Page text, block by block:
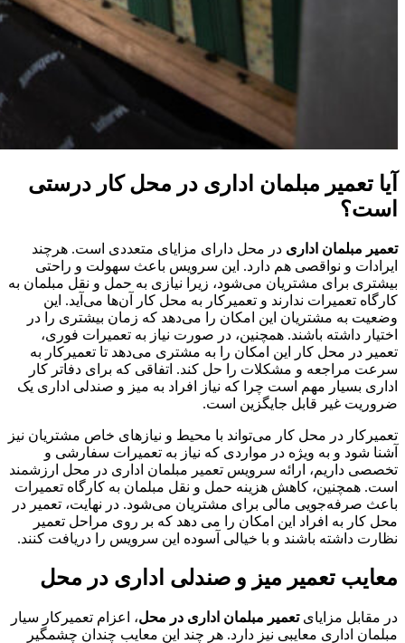
آیا تعمیر مبلمان اداری در محل کار درستی
است؟
تعمیر مبلمان اداری در محل دارای مزایای متعددی است. هرچند
ایرادات و نواقصی هم دارد. این سرویس باعث سهولت و راحتی
بیشتری برای مشتریان می‌شود، زیرا نیازی به حمل و نقل مبلمان به
کارگاه تعمیرات ندارند و تعمیرکار به محل کار آن‌ها می‌آید. این
وضعیت به مشتریان این امکان را می‌دهد که زمان بیشتری را در
اختیار داشته باشند. همچنین، در صورت نیاز به تعمیرات فوری،
تعمیر در محل کار این امکان را به مشتری می‌دهد تا تعمیرکار به
سرعت مراجعه و مشکلات را حل کند. اتفاقی که برای دفاتر کار
اداری بسیار مهم است چرا که نیاز افراد به میز و صندلی اداری یک
ضروریت غیر قابل جایگزین است.
تعمیرکار در محل کار می‌تواند با محیط و نیازهای خاص مشتریان نیز
آشنا شود و به ویژه در مواردی که نیاز به تعمیرات سفارشی و
تخصصی داریم، ارائه سرویس تعمیر مبلمان اداری در محل ارزشمند
است. همچنین، کاهش هزینه حمل و نقل مبلمان به کارگاه تعمیرات
باعث صرفه‌جویی مالی برای مشتریان می‌شود. در نهایت، تعمیر در
محل کار به افراد این امکان را می دهد که بر روی مراحل تعمیر
نظارت داشته باشند و با خیالی آسوده این سرویس را دریافت کنند.
معایب تعمیر میز و صندلی اداری در محل
در مقابل مزایای تعمیر مبلمان اداری در محل، اعزام تعمیرکار سیار
مبلمان اداری معایبی نیز دارد. هر چند این معایب چندان چشمگیر